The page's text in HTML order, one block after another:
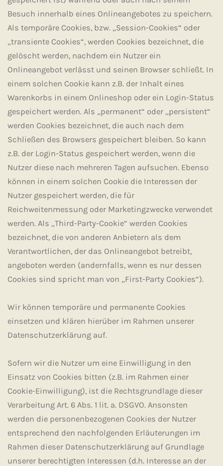
Besuch innerhalb eines Onlineangebotes zu speichern.
Als temporäre Cookies, bzw. „Session-Cookies“ oder
„transiente Cookies“, werden Cookies bezeichnet, die
gelöscht werden, nachdem ein Nutzer ein
Onlineangebot verlässt und seinen Browser schließt. In
einem solchen Cookie kann z.B. der Inhalt eines
Warenkorbs in einem Onlineshop oder ein Login-Status
gespeichert werden. Als „permanent“ oder „persistent“
werden Cookies bezeichnet, die auch nach dem
Schließen des Browsers gespeichert bleiben. So kann
z.B. der Login-Status gespeichert werden, wenn die
Nutzer diese nach mehreren Tagen aufsuchen. Ebenso
können in einem solchen Cookie die Interessen der
Nutzer gespeichert werden, die für
Reichweitenmessung oder Marketingzwecke verwendet
werden. Als „Third-Party-Cookie“ werden Cookies
bezeichnet, die von anderen Anbietern als dem
Verantwortlichen, der das Onlineangebot betreibt,
angeboten werden (andernfalls, wenn es nur dessen
Cookies sind spricht man von „First-Party Cookies“).
Wir können temporäre und permanente Cookies
einsetzen und klären hierüber im Rahmen unserer
Datenschutzerklärung auf.
Sofern wir die Nutzer um eine Einwilligung in den
Einsatz von Cookies bitten (z.B. im Rahmen einer
Cookie-Einwilligung), ist die Rechtsgrundlage dieser
Verarbeitung Art. 6 Abs. 1 lit. a. DSGVO. Ansonsten
werden die personenbezogenen Cookies der Nutzer
entsprechend den nachfolgenden Erläuterungen im
Rahmen dieser Datenschutzerklärung auf Grundlage
unserer berechtigten Interessen (d.h. Interesse an der